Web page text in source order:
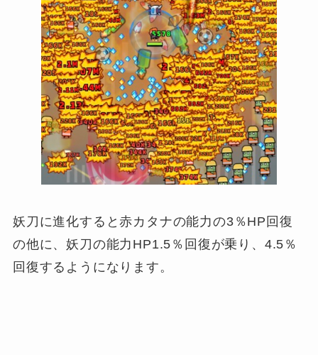
妖刀に進化すると赤カタナの能力の3％HP回復
の他に、妖刀の能力HP1.5％回復が乗り、4.5％
回復するようになります。